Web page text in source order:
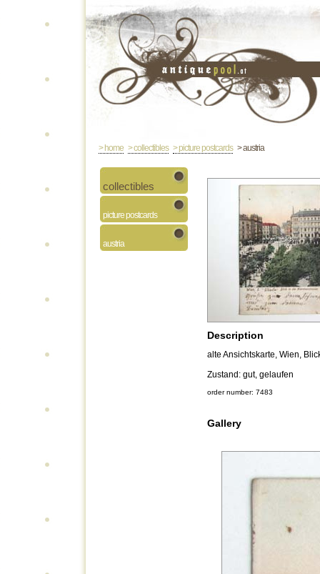
> home > collectibles > picture postcards> austria
collectibles
picture postcards
austria
Description
alte Ansichtskarte, Wien,
Zustand: gut, gelaufen
order number: 7483
Gallery